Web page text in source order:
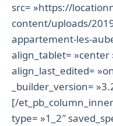
src= »https://
content/uploads/
appartement-les-
align_tablet= »center
align_last_edited=
_builder_version=
[/
type= »1_2″